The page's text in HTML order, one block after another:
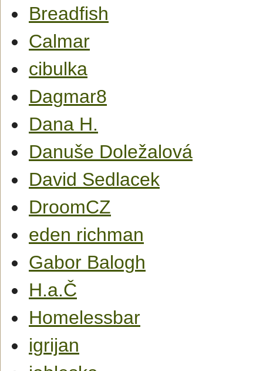
Breadfish
Calmar
cibulka
Dagmar8
Dana H.
Danuše Doležalová
David Sedlacek
DroomCZ
eden richman
Gabor Balogh
H.a.Č
Homelessbar
igrijan